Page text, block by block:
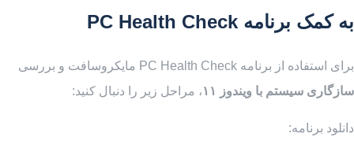
به کمک برنامه PC Health Check
برای استفاده از برنامه PC Health Check مایکروسافت و بررسی
سازگاری سیستم با ویندوز ۱۱
، مراحل زیر را دنبال کنید:
دانلود برنامه: